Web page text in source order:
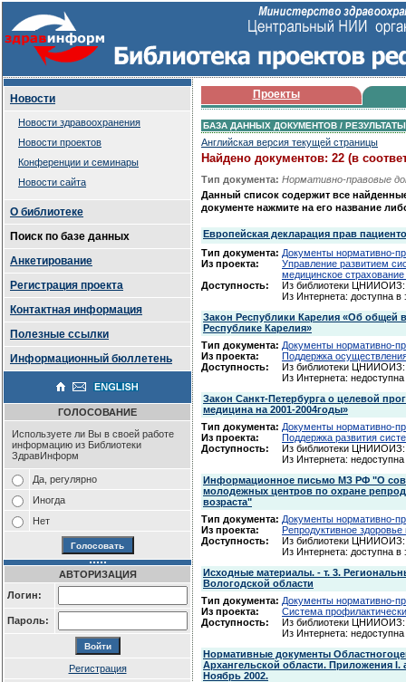
Новости
Новости здравоохранения
Новости проектов
Конференции и семинары
Новости сайта
О библиотеке
Поиск по базе данных
Анкетирование
Регистрация проекта
Контактная информация
Полезные ссылки
Информационный бюллетень
ГОЛОСОВАНИЕ
Используете ли Вы в своей работе
информацию из Библиотеки
ЗдравИнформ
Да, регулярно
Иногда
Нет
АВТОРИЗАЦИЯ
Логин:
Пароль:
Регистрация
Проекты
БАЗА ДАННЫХ ДОКУМЕНТОВ /
Английская версия текущей страницы
Найдено документов: 22 (в
Тип документа: Нормативно-правовые
Данный список содержит все
документе нажмите на его название
Европейская декларация прав
Тип документа: Документы нормативно-
Из проекта:
Управление развитием
медицинское
Доступность:
Из библиотеки ЦНИИОИЗ:
Из Интернета: доступна в
Закон Республики Карелия «Об общей
Республике Карелия»
Тип документа: Документы нормативно-
Из проекта:
Поддержка
Доступность:
Из библиотеки ЦНИИОИЗ:
Из Интернета:
Закон Санкт-Петербурга о целевой
медицина на 2001-2004годы»
Тип документа: Документы нормативно-
Из проекта:
Поддержка развития
Доступность:
Из библиотеки ЦНИИОИЗ:
Из Интернета:
Информационное письмо МЗ РФ "О
молодежных центров по охране
возраста"
Тип документа: Документы нормативно-
Из проекта:
Репродуктивное
Доступность:
Из библиотеки ЦНИИОИЗ:
Из Интернета: доступна в
Исходные материалы. - т. 3.
Вологодской области
Тип документа: Документы нормативно-
Из проекта:
Система
Доступность:
Из библиотеки ЦНИИОИЗ:
Из Интернета:
Нормативные документы
Архангельской области. Приложения I.
Ноябрь 2002.